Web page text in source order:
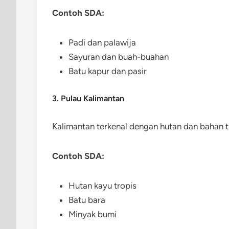
Contoh SDA:
Padi dan palawija
Sayuran dan buah-buahan
Batu kapur dan pasir
3. Pulau Kalimantan
Kalimantan terkenal dengan hutan dan bahan
Contoh SDA:
Hutan kayu tropis
Batu bara
Minyak bumi